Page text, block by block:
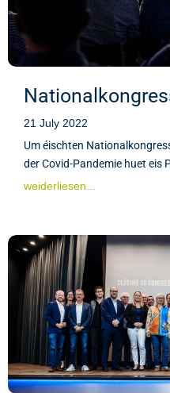
21 July 2022
Um éischten
der Covid-Pandemie huet eis
weiderliesen...